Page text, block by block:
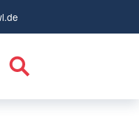
Dropdown